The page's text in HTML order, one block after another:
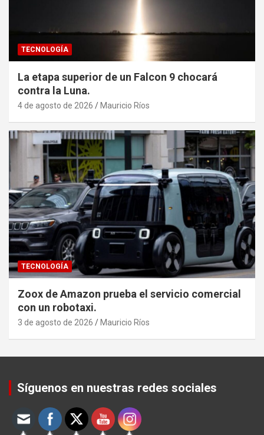
TECNOLOGÍA
La etapa superior de un Falcon 9 chocará
contra la Luna.
4 de agosto de 2026 Mauricio Ríos
TECNOLOGÍA
Zoox de Amazon prueba el servicio comercial
con un robotaxi.
3 de agosto de 2026 Mauricio Ríos
Síguenos en nuestras redes sociales